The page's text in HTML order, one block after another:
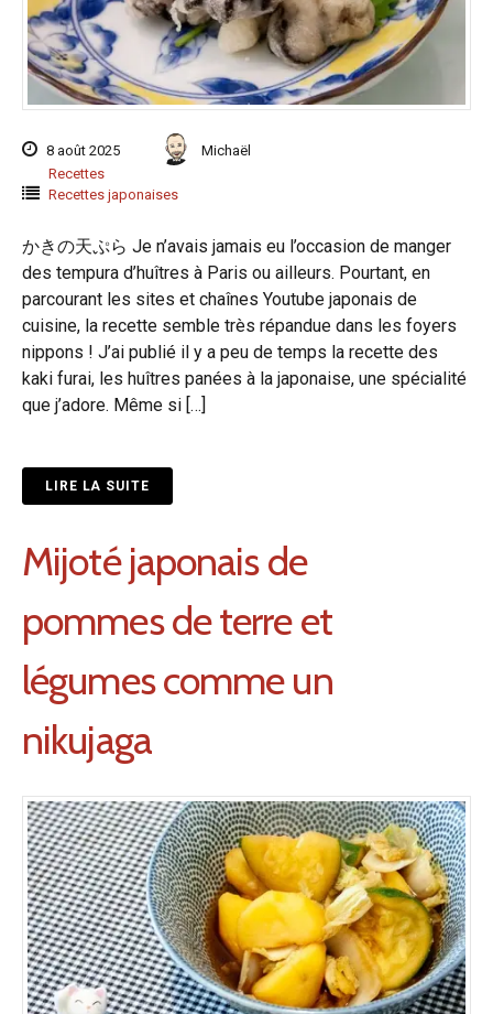
8 août 2025
Michaël
Recettes
Recettes japonaises
かきの天ぷら Je n’avais jamais eu l’occasion de manger
des tempura d’huîtres à Paris ou ailleurs. Pourtant, en
parcourant les sites et chaînes Youtube japonais de
cuisine, la recette semble très répandue dans les foyers
nippons ! J’ai publié il y a peu de temps la recette des
kaki furai, les huîtres panées à la japonaise, une spécialité
que j’adore. Même si […]
LIRE LA SUITE
Mijoté japonais de
pommes de terre et
légumes comme un
nikujaga